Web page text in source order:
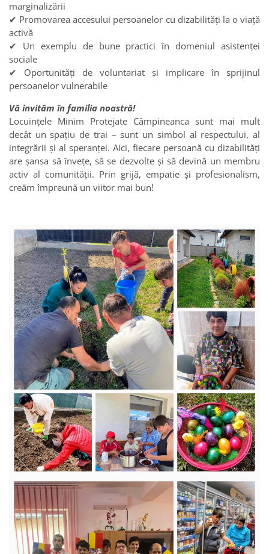
marginalizării
✔ Promovarea accesului persoanelor cu dizabilități la o viață
activă
✔ Un exemplu de bune practici în domeniul asistenței
sociale
✔ Oportunități de voluntariat și implicare în sprijinul
persoanelor vulnerabile
Vă invităm în familia noastră!
Locuințele Minim Protejate Câmpineanca sunt mai mult
decât un spațiu de trai – sunt un simbol al respectului, al
integrării și al speranței. Aici, fiecare persoană cu dizabilități
are șansa să învețe, să se dezvolte și să devină un membru
activ al comunității. Prin grijă, empatie și profesionalism,
creăm împreună un viitor mai bun!